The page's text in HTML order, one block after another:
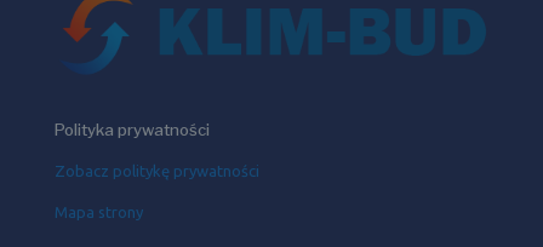
Polityka prywatności
Zobacz politykę prywatności
Mapa strony